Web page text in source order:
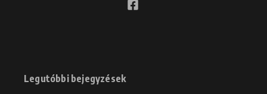
Legutóbbi bejegyzések